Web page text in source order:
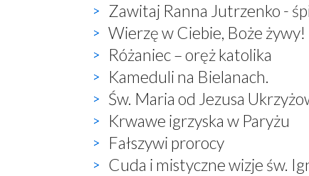
Zawitaj Ranna Jutrzenko -
Wierzę w Ciebie, Boże żywy!
Różaniec – oręż katolika
Kameduli na Bielanach.
Św. Maria od Jezusa
Krwawe igrzyska w Paryżu
Fałszywi prorocy
Cuda i mistyczne wizje św.